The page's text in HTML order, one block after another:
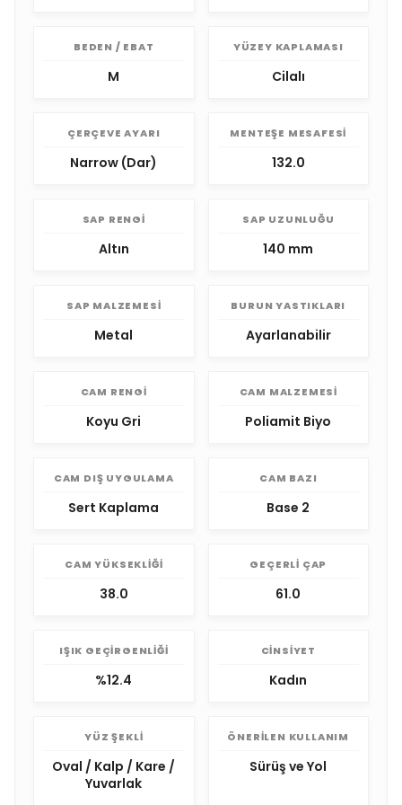
BEDEN / EBAT
M
YÜZEY KAPLAMASI
Cilalı
ÇERÇEVE AYARI
Narrow (Dar)
MENTEŞE MESAFESI
132.0
SAP RENGI
Altın
SAP UZUNLUĞU
140 mm
SAP MALZEMESI
Metal
BURUN YASTIKLARI
Ayarlanabilir
CAM RENGI
Koyu Gri
CAM MALZEMESI
Poliamit Biyo
CAM DIŞ UYGULAMA
Sert Kaplama
CAM BAZI
Base 2
CAM YÜKSEKLIĞI
38.0
GEÇERLI ÇAP
61.0
IŞIK GEÇIRGENLIĞI
%12.4
CINSIYET
Kadın
YÜZ ŞEKLI
Oval / Kalp / Kare /
Yuvarlak
ÖNERILEN KULLANIM
Sürüş ve Yol